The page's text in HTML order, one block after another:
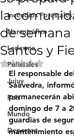
Incendios Forestales
Narcotráfico
Ledesma
Policiales
Jujuy
País
Mundo
Deportes
la
de semana
Santos y
Obtuvo NaN de
El responsable
Saavedra,
permanecerán
domingo de 7 a
guardias de
mantenimiento